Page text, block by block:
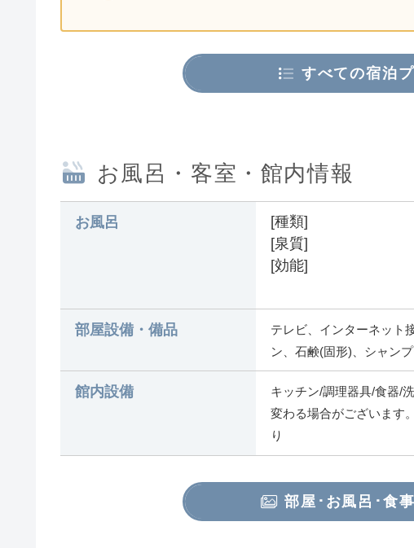
すべての宿泊
お風呂・客室・館内情報
お風呂
[種類]
[泉質]
[効能]
部屋設備・備品
テレビ、インターネット
ン、石鹸(固形)、シャン
館内設備
キッチン/調理器具/食器/
変わる場合がございます
り
部屋･お風呂･食